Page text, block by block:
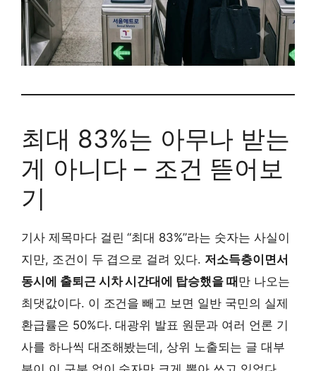
최대 83%는 아무나 받는
게 아니다 – 조건 뜯어보
기
기사 제목마다 걸린 “최대 83%”라는 숫자는 사실이
지만, 조건이 두 겹으로 걸려 있다. 저소득층이면서
동시에 출퇴근 시차 시간대에 탑승했을 때만 나오는
최댓값이다. 이 조건을 빼고 보면 일반 국민의 실제
환급률은 50%다. 대광위 발표 원문과 여러 언론 기
사를 하나씩 대조해봤는데, 상위 노출되는 글 대부